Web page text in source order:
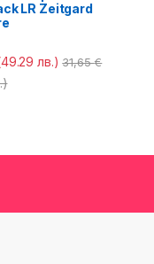
LR Zeitgard
лв.) 31,65€